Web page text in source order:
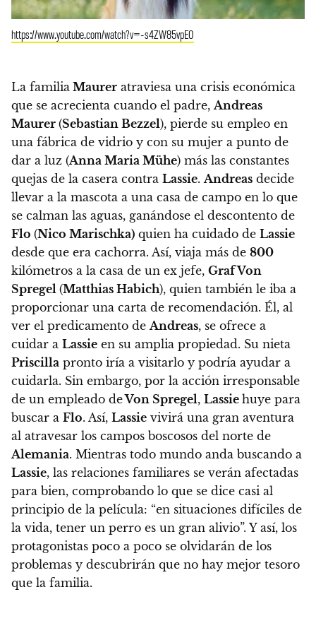
https://www.youtube.com/watch?v=-s4ZW85vpE0
La familia Maurer atraviesa una crisis económica
que se acrecienta cuando el padre, Andreas
Maurer (Sebastian Bezzel), pierde su empleo en
una fábrica de vidrio y con su mujer a punto de
dar a luz (Anna Maria Mühe) más las constantes
quejas de la casera contra Lassie. Andreas decide
llevar a la mascota a una casa de campo en lo que
se calman las aguas, ganándose el descontento de
Flo (Nico Marischka) quien ha cuidado de Lassie
desde que era cachorra. Así, viaja más de 800
kilómetros a la casa de un ex jefe, Graf Von
Spregel (Matthias Habich), quien también le iba a
proporcionar una carta de recomendación. Él, al
ver el predicamento de Andreas, se ofrece a
cuidar a Lassie en su amplia propiedad. Su nieta
Priscilla pronto iría a visitarlo y podría ayudar a
cuidarla. Sin embargo, por la acción irresponsable
de un empleado deVon Spregel, Lassie huye para
buscar a Flo. Así, Lassie vivirá una gran aventura
al atravesar los campos boscosos del norte de
Alemania. Mientras todo mundo anda buscando a
Lassie, las relaciones familiares se verán afectadas
para bien, comprobando lo que se dice casi al
principio de la película: “en situaciones difíciles de
la vida, tener un perro es un gran alivio”. Y así, los
protagonistas poco a poco se olvidarán de los
problemas y descubrirán que no hay mejor tesoro
que la familia.